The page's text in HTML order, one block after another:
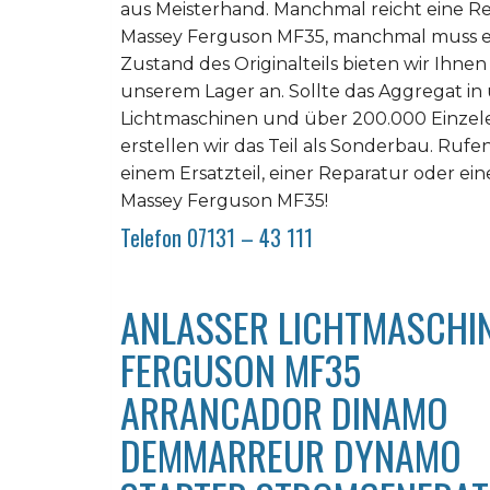
aus Meisterhand. Manchmal reicht eine
Massey Ferguson MF35, manchmal muss
Zustand des Originalteils bieten wir
unserem Lager an. Sollte das Aggregat
Lichtmaschinen und über 200.000
erstellen wir das Teil als Sonderbau.
einem Ersatzteil, einer Reparatur oder
Massey Ferguson MF35!
Telefon 07131 – 43 111
ANLASSER
FERGUSON MF35
ARRANCADOR DINAMO
DEMMARREUR DYNAMO